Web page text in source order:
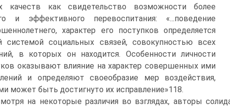
качеств как свидетельство возможности более
и эффективного перевоспитания: «...поведение
характер его поступков определяется
системой социальных связей, совокупностью всех
в которых он находится. Особенности личности
оказывают влияние на характер совершенных ими
и определяют своеобразие мер воздействия,
может быть достигнуто их исправление»118.
на некоторые различия во взглядах, авторы